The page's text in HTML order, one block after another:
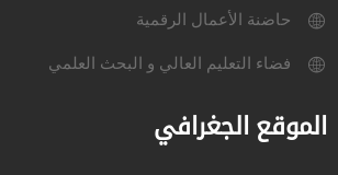
حاضنة الأعمال الرقمية
فضاء التعليم العالي و البحث العلمي
الموقع الجغرافي